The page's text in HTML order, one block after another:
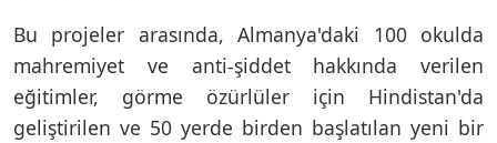
Bu projeler arasında, Almanya'daki 100 okulda
mahremiyet ve anti-şiddet hakkında verilen
eğitimler, görme özürlüler için Hindistan'da
geliştirilen ve 50 yerde birden başlatılan yeni bir